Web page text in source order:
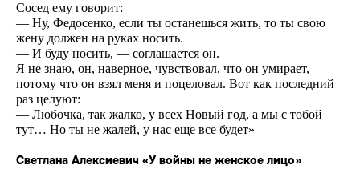
Сосед ему говорит:
— Ну, Федосенко, если ты останешься жить, то ты свою
жену должен на руках носить.
— И буду носить, — соглашается он.
Я не знаю, он, наверное, чувствовал, что он умирает,
потому что он взял меня и поцеловал. Вот как последний
раз целуют:
— Любочка, так жалко, у всех Новый год, а мы с тобой
тут… Но ты не жалей, у нас еще все будет»
Светлана Алексиевич «У войны не женское лицо»